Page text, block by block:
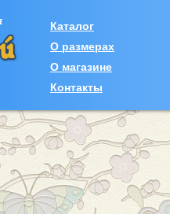
Каталог
О размерах
О магазине
Контакты